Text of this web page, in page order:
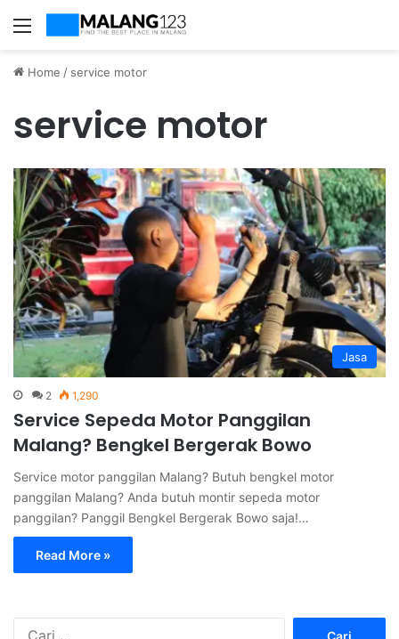
Home / service motor
service motor
Jasa
2 1,290
Service Sepeda Motor Panggilan
Malang? Bengkel Bergerak Bowo
Service motor panggilan Malang? Butuh bengkel motor
panggilan Malang? Anda butuh montir sepeda motor
panggilan? Panggil Bengkel Bergerak Bowo saja!…
Read More »